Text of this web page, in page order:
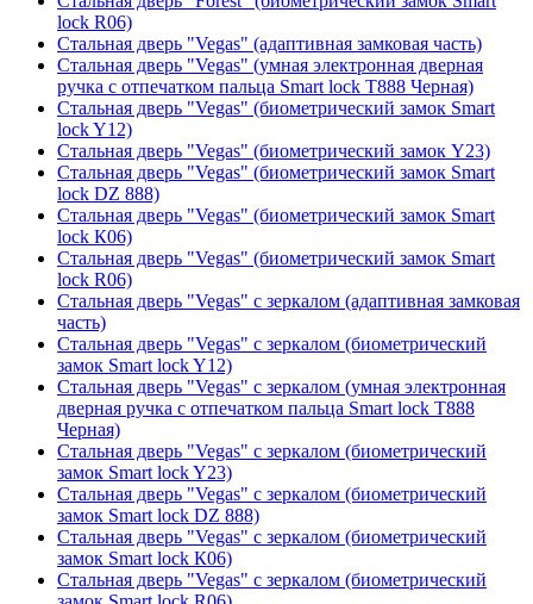
lock R06)
Стальная дверь "Vegas" (адаптивная замковая часть)
Стальная дверь "Vegas" (умная электронная дверная
ручка с отпечатком пальца Smart lock T888 Черная)
Стальная дверь "Vegas" (биометрический замок Smart
lock Y12)
Стальная дверь "Vegas" (биометрический замок Y23)
Стальная дверь "Vegas" (биометрический замок Smart
lock DZ 888)
Стальная дверь "Vegas" (биометрический замок Smart
lock К06)
Стальная дверь "Vegas" (биометрический замок Smart
lock R06)
Стальная дверь "Vegas" с зеркалом (адаптивная замковая
часть)
Стальная дверь "Vegas" с зеркалом (биометрический
замок Smart lock Y12)
Стальная дверь "Vegas" с зеркалом (умная электронная
дверная ручка с отпечатком пальца Smart lock T888
Черная)
Стальная дверь "Vegas" с зеркалом (биометрический
замок Smart lock Y23)
Стальная дверь "Vegas" с зеркалом (биометрический
замок Smart lock DZ 888)
Стальная дверь "Vegas" с зеркалом (биометрический
замок Smart lock К06)
Стальная дверь "Vegas" с зеркалом (биометрический